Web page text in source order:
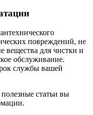
повреждений, не
вещества для чистки и
обслуживание.
службы вашей
статьи вы